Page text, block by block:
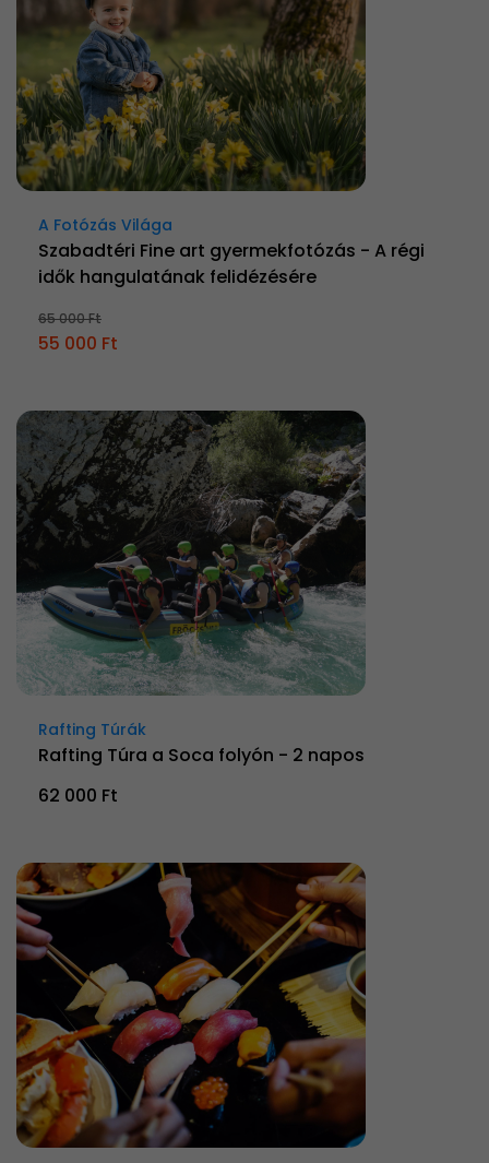
A Fotózás Világa
Szabadtéri Fine art gyermekfotózás - A régi
idők hangulatának felidézésére
65 000 Ft
55 000 Ft
Rafting Túrák
Rafting Túra a Soca folyón - 2 napos
62 000 Ft